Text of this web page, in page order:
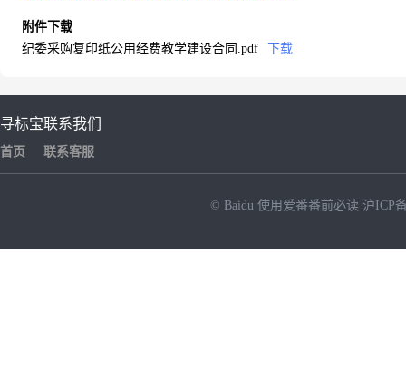
附件下载
纪委采购复印纸公用经费教学建设合同.pdf
下载
寻标宝
首页
联系我们
联系客服
© Baidu 使用爱番番前必读 沪ICP